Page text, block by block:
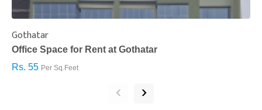
Gothatar
Office Space for Rent at Gothatar
Rs. 55 Per Sq.Feet
‹ ›